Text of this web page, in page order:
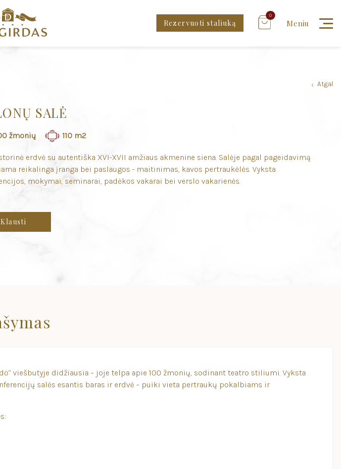
Rezervuoti staliuką
0
Meniu
› Atgal
SALĖ
žmonių 110 m2
erdvė su autentiška XVI-XVII amžiaus akmenine siena. Salėje pagal pageidavimą
reikalinga įranga bei paslaugos - maitinimas, kavos pertraukėlės. Vyksta
mokymai, seminarai, padėkos vakarai bei verslo vakarienės.
Klausti
viešbutyje didžiausia – joje telpa apie 100 žmonių, sodinant teatro stiliumi. Vyksta
salės esantis baras ir erdvė – puiki vieta pertraukų pokalbiams ir